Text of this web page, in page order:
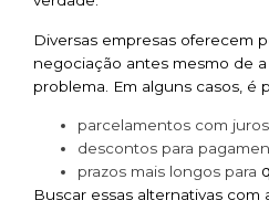
Diversas empresas oferecem
negociação antes mesmo de
problema. Em alguns casos, é
parcelamentos com
descontos para
prazos mais longos para
Buscar essas alternativas